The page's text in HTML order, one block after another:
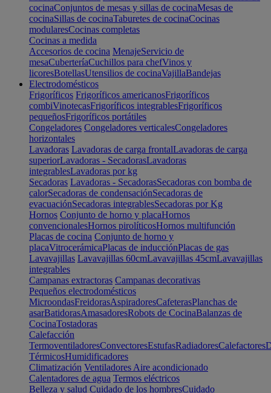
cocinaConjuntos de mesas y sillas de cocinaMesas de
cocinaSillas de cocinaTaburetes de cocinaCocinas
modularesCocinas completas
Cocinas a medida
Accesorios de cocina MenajeServicio de
mesaCuberteríaCuchillos para chefVinos y
licoresBotellasUtensilios de cocinaVajillaBandejas
Electrodomésticos
Frigoríficos Frigoríficos americanosFrigoríficos
combiVinotecasFrigoríficos integrablesFrigoríficos
pequeñosFrigoríficos portátiles
Congeladores Congeladores verticalesCongeladores
horizontales
Lavadoras Lavadoras de carga frontalLavadoras de carga
superiorLavadoras - SecadorasLavadoras
integrablesLavadoras por kg
Secadoras Lavadoras - SecadorasSecadoras con bomba de
calorSecadoras de condensaciónSecadoras de
evacuaciónSecadoras integrablesSecadoras por Kg
Hornos Conjunto de horno y placaHornos
convencionalesHornos pirolíticosHornos multifunción
Placas de cocina Conjunto de horno y
placaVitrocerámicaPlacas de inducciónPlacas de gas
Lavavajillas Lavavajillas 60cmLavavajillas 45cmLavavajillas
integrables
Campanas extractoras Campanas decorativas
Pequeños electrodomésticos
MicroondasFreidorasAspiradoresCafeterasPlanchas de
asarBatidorasAmasadoresRobots de CocinaBalanzas de
CocinaTostadoras
Calefacción
TermoventiladoresConvectoresEstufasRadiadoresCalefactores
TérmicosHumidificadores
Climatización Ventiladores Aire acondicionado
Calentadores de agua Termos eléctricos
Belleza y salud Cuidado de los hombresCuidado